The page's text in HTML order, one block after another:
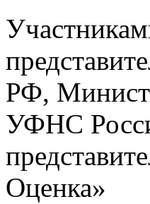
РФ,
УФНС
Оценка»